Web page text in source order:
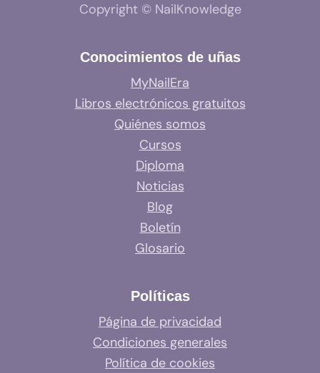
Copyright © NailKnowledge
Conocimientos de uñas
MyNailEra
Libros electrónicos gratuitos
Quiénes somos
Cursos
Diploma
Noticias
Blog
Boletín
Glosario
Políticas
Página de privacidad
Condiciones generales
Política de cookies